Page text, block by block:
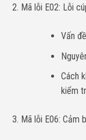
Mã lỗi E02: Lỗi
Vấn
Cách
kiểm
Mã lỗi E06: Cảm